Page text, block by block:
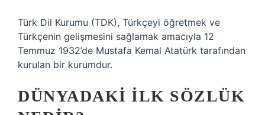
Türk Dil Kurumu (TDK), Türkçeyi öğretmek ve
Türkçenin gelişmesini sağlamak amacıyla 12
Temmuz 1932’de Mustafa Kemal Atatürk tarafından
kurulan bir kurumdur.
DÜNYADAKI ILK SÖZLÜK